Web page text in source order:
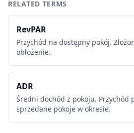
RELATED TERMS
RevPAR
Przychód na dostępny pokój.
obłożenie.
ADR
Średni dochód z pokoju. Przychód
sprzedane pokoje w okresie.